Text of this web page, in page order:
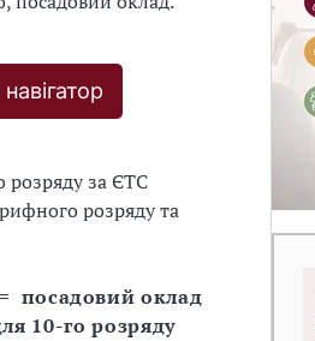
розряду за ЄТС
розряду та
посадовий оклад
10-го розряду